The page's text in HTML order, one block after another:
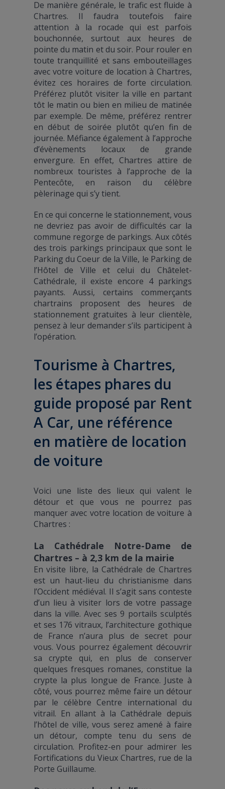
De manière générale, le trafic est fluide à
Chartres. Il faudra toutefois faire
attention à la rocade qui est parfois
bouchonnée, surtout aux heures de
pointe du matin et du soir. Pour rouler en
toute tranquillité et sans embouteillages
avec votre voiture de location à Chartres,
évitez ces horaires de forte circulation.
Préférez plutôt visiter la ville en partant
tôt le matin ou bien en milieu de matinée
par exemple. De même, préférez rentrer
en début de soirée plutôt qu’en fin de
journée. Méfiance également à l’approche
d’évènements locaux de grande
envergure. En effet, Chartres attire de
nombreux touristes à l’approche de la
Pentecôte, en raison du célèbre
pèlerinage qui s’y tient.
En ce qui concerne le stationnement, vous
ne devriez pas avoir de difficultés car la
commune regorge de parkings. Aux côtés
des trois parkings principaux que sont le
Parking du Coeur de la Ville, le Parking de
l’Hôtel de Ville et celui du Châtelet-
Cathédrale, il existe encore 4 parkings
payants. Aussi, certains commerçants
chartrains proposent des heures de
stationnement gratuites à leur clientèle,
pensez à leur demander s’ils participent à
l’opération.
Tourisme à Chartres,
les étapes phares du
guide proposé par Rent
A Car, une référence
en matière de location
de voiture
Voici une liste des lieux qui valent le
détour et que vous ne pourrez pas
manquer avec votre location de voiture à
Chartres :
La Cathédrale Notre-Dame de
Chartres – à 2,3 km de la mairie
En visite libre, la Cathédrale de Chartres
est un haut-lieu du christianisme dans
l’Occident médiéval. Il s’agit sans conteste
d’un lieu à visiter lors de votre passage
dans la ville. Avec ses 9 portails sculptés
et ses 176 vitraux, l’architecture gothique
de France n’aura plus de secret pour
vous. Vous pourrez également découvrir
sa crypte qui, en plus de conserver
quelques fresques romanes, constitue la
crypte la plus longue de France. Juste à
côté, vous pourrez même faire un détour
par le célèbre Centre international du
vitrail. En allant à la Cathédrale depuis
l’hôtel de ville, vous serez amené à faire
un détour, compte tenu du sens de
circulation. Profitez-en pour admirer les
Fortifications du Vieux Chartres, rue de la
Porte Guillaume.